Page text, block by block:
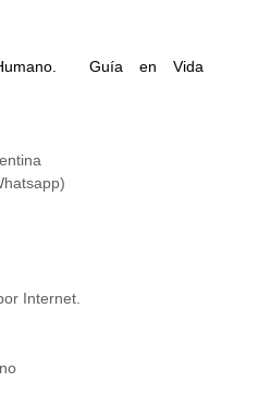
Guía en Vida
Internet.